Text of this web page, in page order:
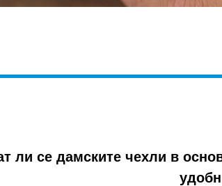
ли се дамските чехли в